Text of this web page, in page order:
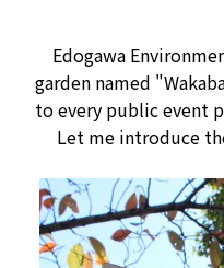
Edogawa
garden named
to every public event
Let me introduce